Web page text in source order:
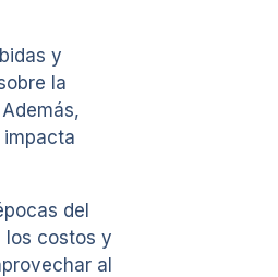
y
la
del
los costos y
al